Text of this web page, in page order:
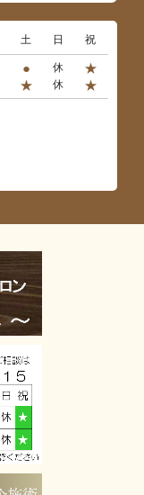
土 日 祝
● 休 ★
★ 休 ★